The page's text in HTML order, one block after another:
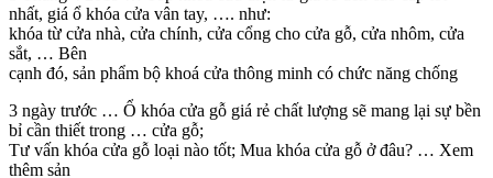
nhất, giá ổ khóa cửa vân tay, …. như:
khóa từ cửa nhà, cửa chính, cửa cổng cho cửa gỗ, cửa nhôm, cửa
sắt, … Bên
cạnh đó, sản phẩm bộ khoá cửa thông minh có chức năng chống
3 ngày trước … Ổ khóa cửa gỗ giá rẻ chất lượng sẽ mang lại sự bền
bỉ cần thiết trong … cửa gỗ;
Tư vấn khóa cửa gỗ loại nào tốt; Mua khóa cửa gỗ ở đâu? … Xem
thêm sản